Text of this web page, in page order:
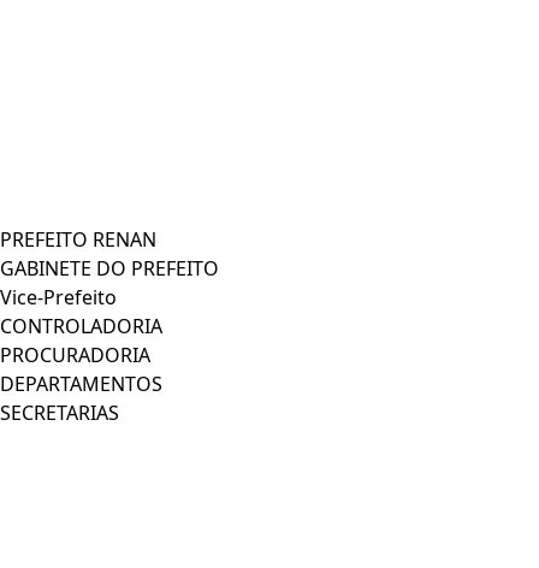
PREFEITO RENAN
GABINETE DO PREFEITO
Vice-Prefeito
CONTROLADORIA
PROCURADORIA
DEPARTAMENTOS
SECRETARIAS